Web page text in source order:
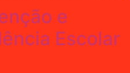
e
Escolar